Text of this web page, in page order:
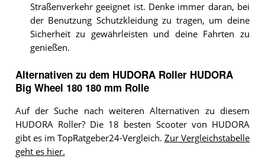
Straßenverkehr geeignet ist. Denke immer daran, bei
der Benutzung Schutzkleidung zu tragen, um deine
Sicherheit zu gewährleisten und deine Fahrten zu
genießen.
Alternativen zu dem HUDORA Roller HUDORA
Big Wheel 180 180 mm Rolle
Auf der Suche nach weiteren Alternativen zu diesem
HUDORA Roller? Die 18 besten Scooter von HUDORA
gibt es im TopRatgeber24-Vergleich. Zur Vergleichstabelle
geht es hier.